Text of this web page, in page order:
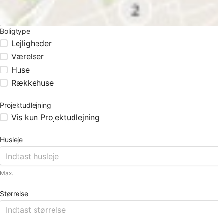
Boligtype
Lejligheder
Værelser
Huse
Rækkehuse
Projektudlejning
Vis kun Projektudlejning
Husleje
Max.
Størrelse